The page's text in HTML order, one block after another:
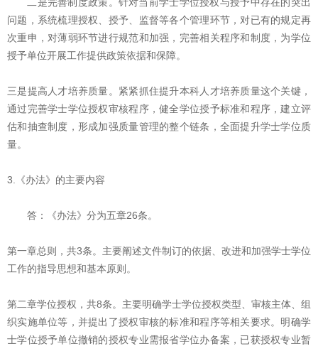
问题，系统梳理授权、授予、监督等各个管理环节，对已有的规定再
次重申，对薄弱环节进行规范和加强，完善相关程序和制度，为学位
授予单位开展工作提供政策依据和保障。
三是提高人才培养质量。紧紧抓住提升本科人才培养质量这个关键，
通过完善学士学位授权审核程序，健全学位授予标准和程序，建立评
估和抽查制度，形成加强质量管理的整个链条，全面提升学士学位质
量。
3.《办法》的主要内容
答：《办法》分为五章26条。
第一章总则，共3条。主要阐述文件制订的依据、改进和加强学士学位
工作的指导思想和基本原则。
第二章学位授权，共8条。主要明确学士学位授权类型、审核主体、组
织实施单位等，并提出了授权审核的标准和程序等相关要求。明确学
士学位授予单位撤销的授权专业需报省学位办备案，已获授权专业暂